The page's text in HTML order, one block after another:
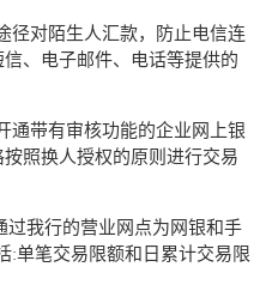
对陌生人汇款，防止电信连
、电子邮件、电话等提供的
带有审核功能的企业网上银
照换人授权的原则进行交易
我行的营业网点为网银和手
:单笔交易限额和日累计交易限